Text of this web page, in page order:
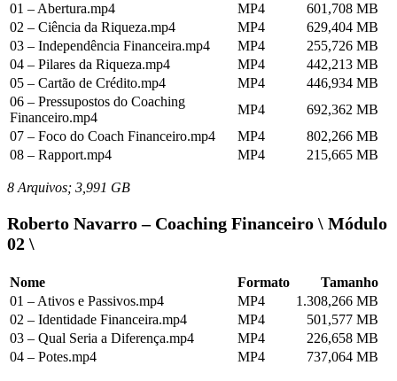
01 – Abertura.mp4
MP4
601,708 MB
02 – Ciência da Riqueza.mp4
MP4
629,404 MB
03 – Independência Financeira.mp4
MP4
255,726 MB
04 – Pilares da Riqueza.mp4
MP4
442,213 MB
05 – Cartão de Crédito.mp4
MP4
446,934 MB
06 – Pressupostos do Coaching
Financeiro.mp4
MP4
692,362 MB
07 – Foco do Coach Financeiro.mp4
MP4
802,266 MB
08 – Rapport.mp4
MP4 215,665 MB
8 Arquivos; 3,991 GB
Roberto Navarro – Coaching Financeiro \ Módulo
02 \
Nome Formato
Tamanho
01 – Ativos e Passivos.mp4
MP4
1.308,266 MB
02 – Identidade Financeira.mp4
MP4
501,577 MB
03 – Qual Seria a Diferença.mp4
MP4
226,658 MB
04 – Potes.mp4
MP4 737,064 MB